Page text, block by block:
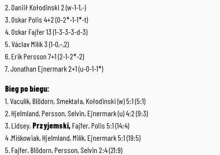
2. Daniił Kołodinski 2 (w-1-1,-)
3. Oskar Polis 4+2 (0-2*-1-1*-t)
4. Oskar Fajfer 13 (1-3-3-3-d-3)
5. Václav Milík 3 (1-0,-,2)
6. Erik Persson 7+1 (2-1-2*-2)
7. Jonathan Ejnermark 2+1 (u-0-1-1*)
Bieg po biegu:
1. Vaculík, Blödorn, Smektała, Kołodinski (w) 5:1 (5:1)
2. Hjelmland, Persson, Selvin, Ejnermark (u) 4:2 (9:3)
3. Lidsey, Przyjemski, Fajfer, Polis 5:1 (14:4)
4 .Miśkowiak, Hjelmland, Milík, Ejnermark 5:1 (19:5)
5. Fajfer, Blödorn, Persson, Selvin 2:4 (21:9)